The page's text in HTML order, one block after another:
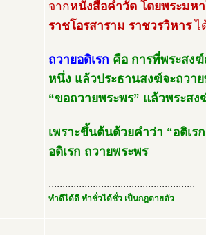
จากหนังสือคำวัด โดยพระมห
ราชโอรสาราม ราชวรวิหารไ
ถวายอดิเรก คือ การที่พระสง
หนึ่ง แล้วประธานสงฆ์จะถวา
“ขอถวายพระพร” แล้วพระส
เพราะขึ้นต้นด้วยคำว่า “อติเร
อดิเรก ถวายพระพร
.....................................................
ทำดีได้ดี ทำชั่วได้ชั่ว เป็นกฎตายตัว